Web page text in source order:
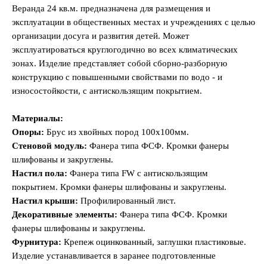
Веранда 24 кв.м. предназначена для размещения и
эксплуатации в общественных местах и учреждениях с целью
организации досуга и развития детей. Может
эксплуатироваться круглогодично во всех климатических
зонах. Изделие представляет собой сборно-разборную
конструкцию с повышенными свойствами по водо - и
износостойкости, с антискользящим покрытием.
Материалы:
Опоры: Брус из хвойных пород 100х100мм.
Стеновой модуль: Фанера типа ФСФ. Кромки фанеры
шлифованы и закруглены.
Настил пола: Фанера типа FW с антискользящим
покрытием. Кромки фанеры шлифованы и закруглены.
Настил крыши: Профилированный лист.
Декоративные элементы: Фанера типа ФСФ. Кромки
фанеры шлифованы и закруглены.
Фурнитура: Крепеж оцинкованный, заглушки пластиковые.
Изделие устанавливается в заранее подготовленные